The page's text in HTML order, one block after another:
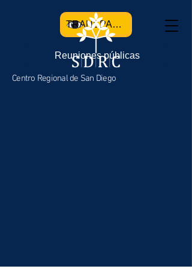
TRANSPARENCIA
Reuniones públicas
Centro Regional de San Diego